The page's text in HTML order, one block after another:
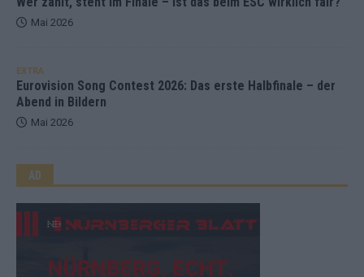
Mai 2026
EXTRA
Eurovision Song Contest 2026: Das erste Halbfinale – der
Abend in Bildern
Mai 2026
AD